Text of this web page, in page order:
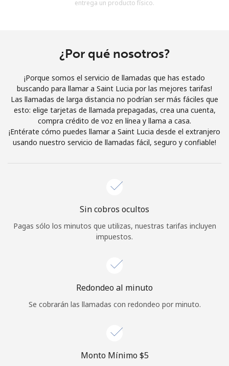
Al abrir una cuenta en este sitio web, estoy de acuerdo con
Únete
¡Hola!
Inicia sesión oREGÍSTRATE →
¿Olvidaste tu contraseña? →
Iniciar Sesión
entrega un producto físico.
¿Por qué nosotros?
¡Porque somos el servicio de llamadas que has estado
buscando para llamar a Saint Lucia por las mejores tarifas!
Las llamadas de larga distancia no podrían ser más fáciles que
esto: elige tarjetas de llamada prepagadas, crea una cuenta,
compra crédito de voz en línea y llama a casa.
¡Entérate cómo puedes llamar a Saint Lucia desde el extranjero
usando nuestro servicio de llamadas fácil, seguro y confiable!
Sin cobros ocultos
Pagas sólo los minutos que utilizas, nuestras tarifas incluyen
impuestos.
Redondeo al minuto
Se cobrarán las llamadas con redondeo por minuto.
Monto Mínimo ⁦$5⁩